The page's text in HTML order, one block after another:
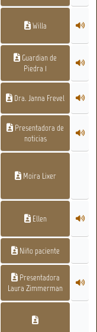
Willa
Guardian de
Piedra 1
Dra. Janna Frevel
Presentadora de
noticias
Moira Lixer
Ellen
Niño paciente
Presentadora
Laura Zimmerman